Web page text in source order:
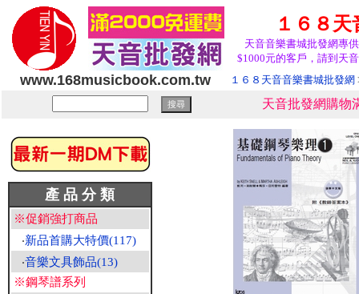
１６８
天音音樂書城批發網專
$1000元的客戶，請到天
www.168musicbook.com.tw １６８天音音樂書城批發網
天音批發網購物
產 品 分 類
※促銷強打商品
‧新品首購大特價(117)
‧音樂文具飾品(13)
※鋼琴譜系列